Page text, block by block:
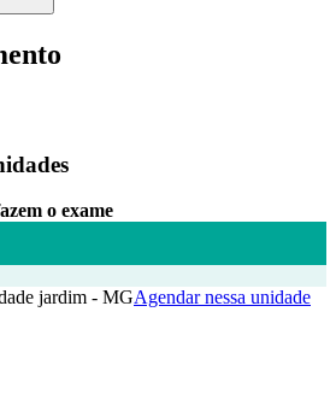
o exame
jardim - MGAgendar nessa unidade